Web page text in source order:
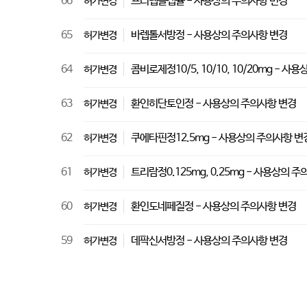
65 허가변경 바렙톨서방정 - 사용상의 주의사항 변경
64 허가변경 콤비로제정10/5, 10/10, 10/20mg - 사용
63 허가변경 환인히단토인정 - 사용상의 주의사항 변경
62 허가변경 쿠에타핀정12.5mg - 사용상의 주의사항 변
61 허가변경 트리람정0.125mg, 0.25mg - 사용상의 주
60 허가변경 환인도네페질정 - 사용상의 주의사항 변경
59 허가변경 데팍신서방정 - 사용상의 주의사항 변경